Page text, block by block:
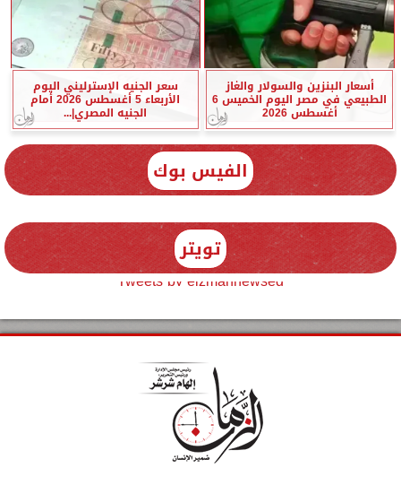
أسعار البنزين والسولار والغاز
الطبيعي في مصر اليوم الخميس 6
أغسطس 2026
سعر الجنيه الإسترليني اليوم
الأربعاء 5 أغسطس 2026 أمام
الجنيه المصري|...
الفيس بوك
تويتر
Tweets by elzmannewseg